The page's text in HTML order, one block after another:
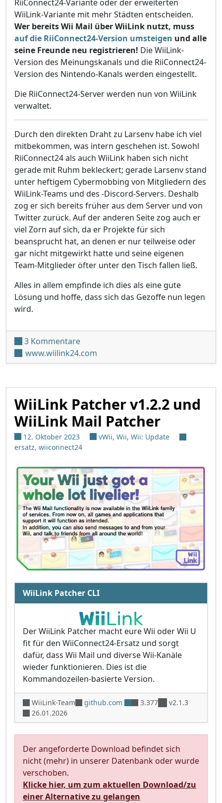
RiiConnect24-Variante oder der erweiterten
WiiLink-Variante mit mehr Städten entscheiden.
Wer bereits Wii Mail über WiiLink nutzt, muss
auf die RiiConnect24-Version umsteigen und alle
seine Freunde neu registrieren! Die WiiLink-
Version des Meinungskanals und die RiiConnect24-
Version des Nintendo-Kanals werden eingestellt.
Die RiiConnect24-Server werden nun von WiiLink
verwaltet.
Durch den direkten Draht zu Larsenv habe ich viel
mitbekommen, was intern geschehen ist. Sowohl
RiiConnect24 als auch WiiLink haben sich nicht
gerade mit Ruhm bekleckert; gerade Larsenv stand
unter heftigem Cybermobbing von Mitgliedern des
WiiLink-Teams und des -Discord-Servers. Deshalb
zog er sich bereits früher aus dem Server und von
Twitter zurück. Auf der anderen Seite zog auch er
viel Zorn auf sich, da er Projekte für sich
beansprucht hat, an denen er nur teilweise oder
gar nicht mitgewirkt hatte und seine eigenen
Team-Mitglieder öfter unter den Tisch fallen ließ.
Alles in allem empfinde ich dies als eine gute
Lösung und hoffe, dass sich das Gezoffe nun legen
wird.
3 Kommentarezu WiiLink übernimmt alle
www.wiilink24.com
WiiLink Patcher v1.2.2 und
WiiLink Mail Patcher
12. Oktober 2023 vWii, Wii, Wii: Update
ersatz, wiiconnect24
WiiLink Patcher CLI
Der WiiLink Patcher macht eure Wii oder Wii U
fit für den WiiConnect24-Ersatz und sorgt
dafür, dass Wii Mail und diverse Wii-Kanäle
wieder funktionieren. Dies ist die
Kommandozeilen-basierte Version.
WiiLink-Team github.com 3.377
v2.1.3
26.01.2026
Der angeforderte Download befindet sich
nicht (mehr) in unserer Datenbank oder wurde
verschoben.
Klicke hier, um zum aktuellen Download/zu
einer Alternative zu gelangen